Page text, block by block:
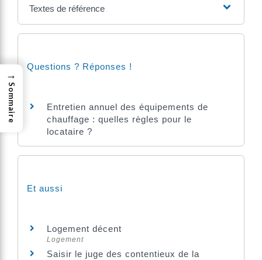
Textes de référence
Questions ? Réponses !
Entretien annuel des équipements de
chauffage : quelles règles pour le
locataire ?
Et aussi
Logement décent
Logement
Saisir le juge des contentieux de la
→
Sommaire